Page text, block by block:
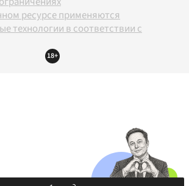
ресурсе применяются
технологии в соответствии с
18+